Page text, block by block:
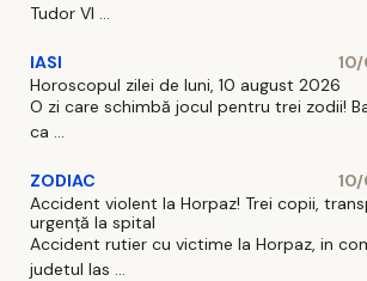
Tudor Vl ...
IASI
Horoscopul zilei de luni, 10 august 2026
O zi care schimbă jocul pentru trei zodii!
ca ...
ZODIAC
Accident violent la Horpaz! Trei copii,
urgență la spital
Accident rutier cu victime la Horpaz, in
judetul Ias ...